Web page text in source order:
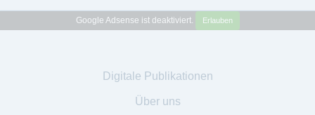
Google Adsense ist deaktiviert. Erlauben
Digitale Publikationen
Über uns